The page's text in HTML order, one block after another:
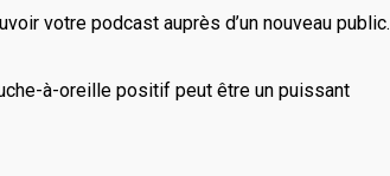
votre podcast auprès d’un nouveau public.
à-oreille positif peut être un puissant